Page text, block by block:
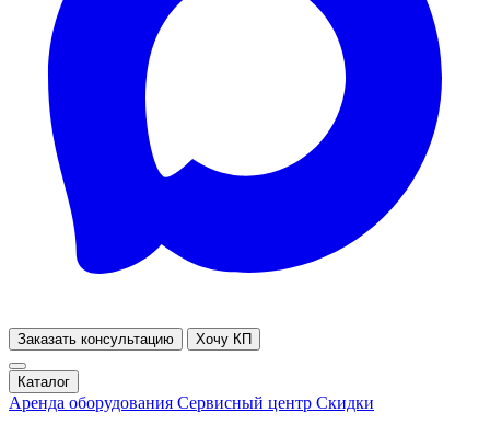
Заказать консультацию Хочу КП
Каталог
Аренда оборудования Сервисный центр Скидки